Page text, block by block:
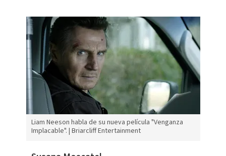
Liam Neeson habla de su nueva película "Venganza
Implacable". | Briarcliff Entertainment